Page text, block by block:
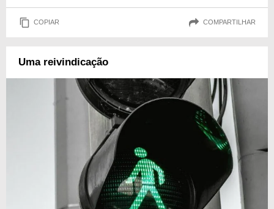
COPIAR COMPARTILHAR
Uma reivindicação